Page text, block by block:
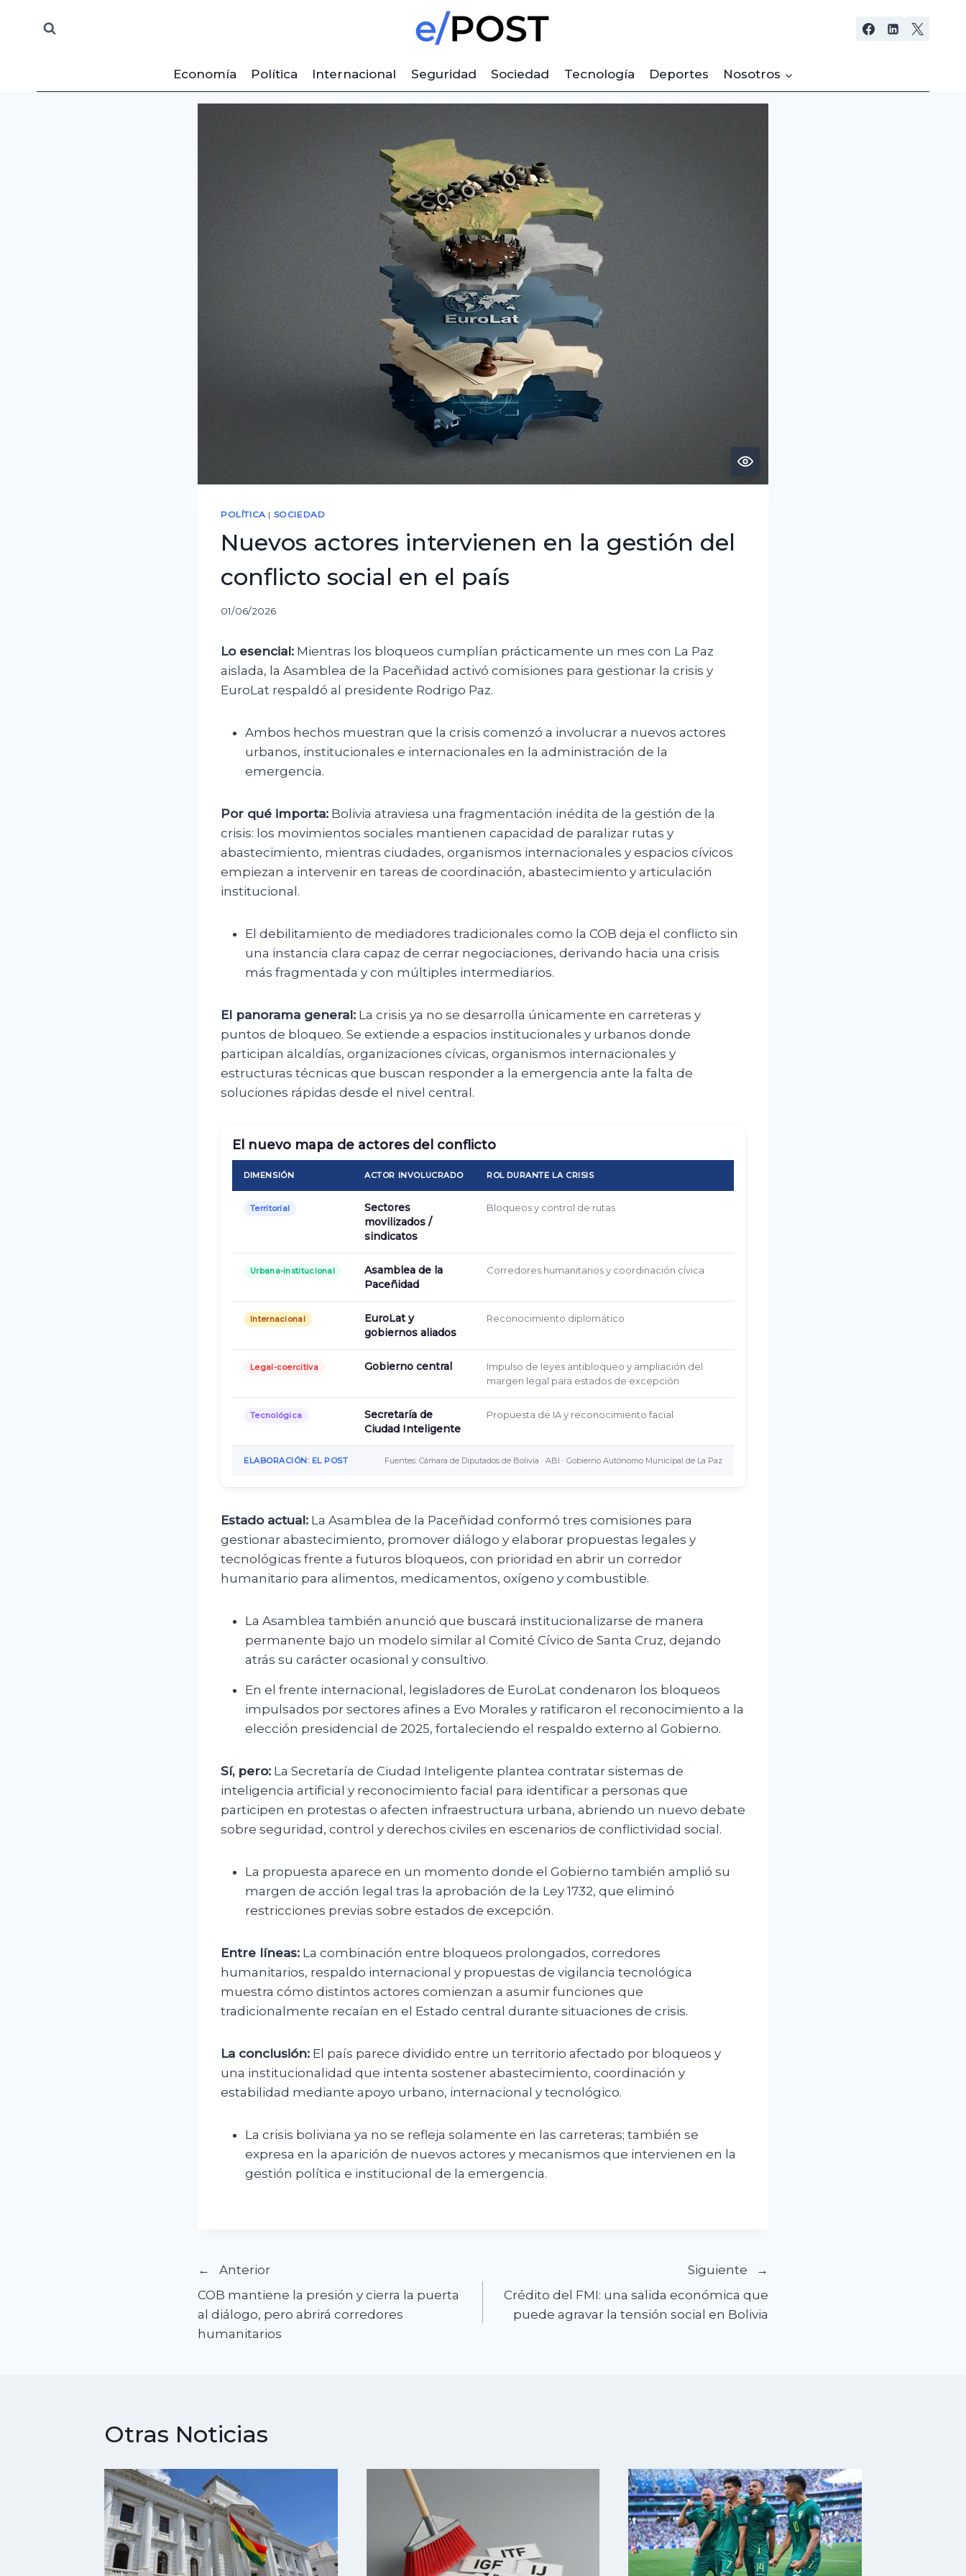
Economía
Política Internacional Seguridad Sociedad Tecnología Deportes Nosotros
POLÍTICA | SOCIEDAD
Nuevos actores intervienen en la gestión del
conflicto social en el país
01/06/2026
Lo esencial: Mientras los bloqueos cumplían prácticamente un mes con La Paz
aislada, la Asamblea de la Paceñidad activó comisiones para gestionar la crisis y
EuroLat respaldó al presidente Rodrigo Paz.
Ambos hechos muestran que la crisis comenzó a involucrar a nuevos actores
urbanos, institucionales e internacionales en la administración de la
emergencia.
Por qué importa: Bolivia atraviesa una fragmentación inédita de la gestión de la
crisis: los movimientos sociales mantienen capacidad de paralizar rutas y
abastecimiento, mientras ciudades, organismos internacionales y espacios cívicos
empiezan a intervenir en tareas de coordinación, abastecimiento y articulación
institucional.
El debilitamiento de mediadores tradicionales como la COB deja el conflicto sin
una instancia clara capaz de cerrar negociaciones, derivando hacia una crisis
más fragmentada y con múltiples intermediarios.
El panorama general: La crisis ya no se desarrolla únicamente en carreteras y
puntos de bloqueo. Se extiende a espacios institucionales y urbanos donde
participan alcaldías, organizaciones cívicas, organismos internacionales y
estructuras técnicas que buscan responder a la emergencia ante la falta de
soluciones rápidas desde el nivel central.
El nuevo mapa de actores del conflicto
DIMENSIÓN ACTOR INVOLUCRADO ROL DURANTE LA CRISIS
Territorial
Sectores
movilizados /
sindicatos
Bloqueos y control de rutas
Urbana-institucional
Asamblea de la
Paceñidad
Corredores humanitarios y coordinación cívica
Internacional
EuroLat y
gobiernos aliados
Reconocimiento diplomático
Legal-coercitiva Gobierno central
Impulso de leyes antibloqueo y ampliación del
margen legal para estados de excepción
Tecnológica
Secretaría de
Ciudad Inteligente
Propuesta de IA y reconocimiento facial
ELABORACIÓN: EL POST Fuentes: Cámara de Diputados de Bolivia · ABI · Gobierno Autónomo Municipal de La Paz
Estado actual: La Asamblea de la Paceñidad conformó tres comisiones para
gestionar abastecimiento, promover diálogo y elaborar propuestas legales y
tecnológicas frente a futuros bloqueos, con prioridad en abrir un corredor
humanitario para alimentos, medicamentos, oxígeno y combustible.
La Asamblea también anunció que buscará institucionalizarse de manera
permanente bajo un modelo similar al Comité Cívico de Santa Cruz, dejando
atrás su carácter ocasional y consultivo.
En el frente internacional, legisladores de EuroLat condenaron los bloqueos
impulsados por sectores afines a Evo Morales y ratificaron el reconocimiento a la
elección presidencial de 2025, fortaleciendo el respaldo externo al Gobierno.
Sí, pero: La Secretaría de Ciudad Inteligente plantea contratar sistemas de
inteligencia artificial y reconocimiento facial para identificar a personas que
participen en protestas o afecten infraestructura urbana, abriendo un nuevo debate
sobre seguridad, control y derechos civiles en escenarios de conflictividad social.
La propuesta aparece en un momento donde el Gobierno también amplió su
margen de acción legal tras la aprobación de la Ley 1732, que eliminó
restricciones previas sobre estados de excepción.
Entre líneas: La combinación entre bloqueos prolongados, corredores
humanitarios, respaldo internacional y propuestas de vigilancia tecnológica
muestra cómo distintos actores comienzan a asumir funciones que
tradicionalmente recaían en el Estado central durante situaciones de crisis.
La conclusión: El país parece dividido entre un territorio afectado por bloqueos y
una institucionalidad que intenta sostener abastecimiento, coordinación y
estabilidad mediante apoyo urbano, internacional y tecnológico.
La crisis boliviana ya no se refleja solamente en las carreteras; también se
expresa en la aparición de nuevos actores y mecanismos que intervienen en la
gestión política e institucional de la emergencia.
Navegación
de
entradas
Anterior
COB mantiene la presión y cierra la puerta
al diálogo, pero abrirá corredores
humanitarios
Siguiente
Crédito del FMI: una salida económica que
puede agravar la tensión social en Bolivia
Otras Noticias